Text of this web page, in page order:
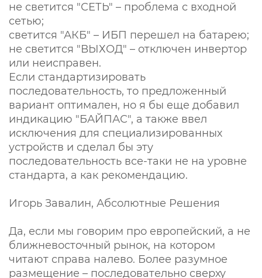
не светится "СЕТЬ" – проблема с входной
сетью;
светится "АКБ" – ИБП перешел на батарею;
не светится "ВЫХОД" – отключен инвертор
или неисправен.
Если стандартизировать
последовательность, то предложенный
вариант оптимален, но я бы еще добавил
индикацию "БАЙПАС", а также ввел
исключения для специализированных
устройств и сделал бы эту
последовательность все-таки не на уровне
стандарта, а как рекомендацию.
Игорь Завалин, Абсолютные Решения
Да, если мы говорим про европейский, а не
ближневосточный рынок, на котором
читают справа налево. Более разумное
размещение – последовательно сверху